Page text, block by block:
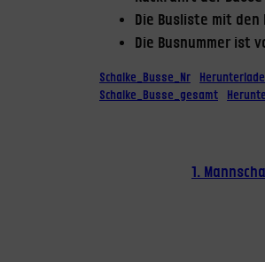
Die Busliste mit
Die Busnummer ist
Schalke_Busse_Nr
Schalke_Busse_gesamt
1.